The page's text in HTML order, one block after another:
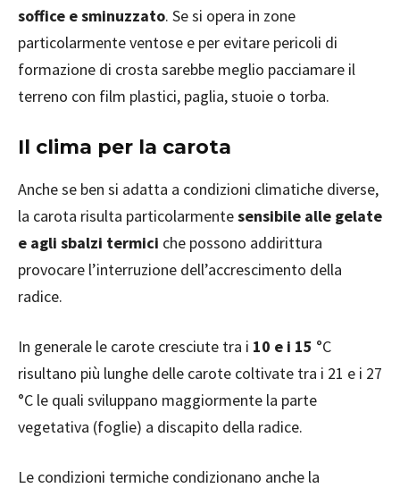
soffice e sminuzzato. Se si opera in zone
particolarmente ventose e per evitare pericoli di
formazione di crosta sarebbe meglio pacciamare il
terreno con film plastici, paglia, stuoie o torba.
Il clima per la carota
Anche se ben si adatta a condizioni climatiche diverse,
la carota risulta particolarmentesensibile alle gelate
e agli sbalzi termici che possono addirittura
provocare l’interruzione dell’accrescimento della
radice.
In generale le carote cresciute tra i 10 e i 15 °C
risultano più lunghe delle carote coltivate tra i 21 e i 27
°C le quali sviluppano maggiormente la parte
vegetativa (foglie) a discapito della radice.
Le condizioni termiche condizionano anche la